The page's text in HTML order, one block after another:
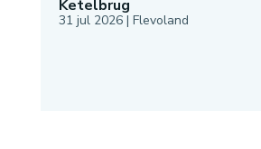
Ketelbrug
31 jul 2026| Flevoland